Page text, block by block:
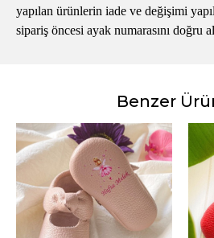
yapılan ürünlerin iade ve değişimi
sipariş öncesi ayak numarasını doğru
Benzer